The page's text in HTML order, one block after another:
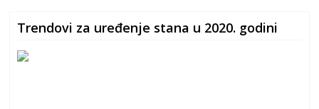
Trendovi za uređenje stana u 2020. godini